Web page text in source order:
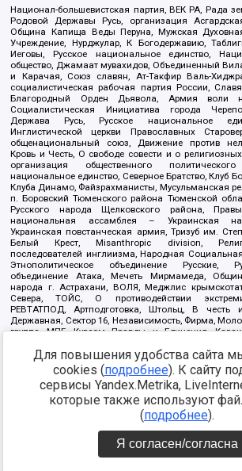
Национал-большевистская партия, ВЕК РА, Рада
Родовой Державы Русь, организация
Община Капища Веды Перуна, Мужская
Учреждение, Нурджулар, К Богодержавию,
Иеговы, Русское национальное единство,
общество, Джамаат мувахидов, Объединенный
и Карачая, Союз славян, Ат-Такфир Валь-
социалистическая рабочая партия России,
Благородный Орден Дьявола, Армия воли
Социалистическая Инициатива города
Держава Русь, Русское национальное
Инглистической церкви Православных
общенациональный союз, Движение против
Кровь и Честь, О свободе совести и о
организация общественного
национальное единство, Северное Братство, Клуб
Клуба Динамо, Файзрахманисты, Мусульманская
п. Боровский Тюменского района Тюменской
Русского народа Щелковского района,
национальная ассамблея – Украинская
Украинская повстанческая армия, Тризуб им.
Белый Крест, Misanthropic division,
последователей инглиизма, Народная
Этнополитическое объединение Русские,
объединение Атака, Мечеть Мирмамеда,
народа г. Астрахани, ВОЛЯ, Меджлис
Севера, ТОЙС, О противодействии
РЕВТАТПОД, Артподготовка, Штольц, В честь
Державная, Сектор 16, Независимость, Фирма,
группа МПГ, Курсом Правды и Единения,
Благотворительный пансионат Ак Умут,
Арестантское уголовное единство, Башкорт, Нация
Дафа, Иртыш Ultras, Русский Патриотический
Сибирский державный союз, Фонд борьбы с
граждан, Штабы Навального, Совет граждан СССР
https://minjust.gov.ru/ru/
Для повышения удобства сайта
cookies (подробнее). К сайту
сервисы Yandex.Metrika,
которые также используют
(подробнее).
Я согласен/согласна